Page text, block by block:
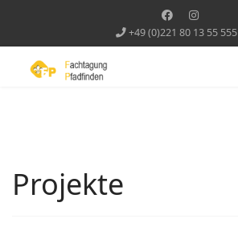
+49 (0)221 80 13 55 555
Projekte